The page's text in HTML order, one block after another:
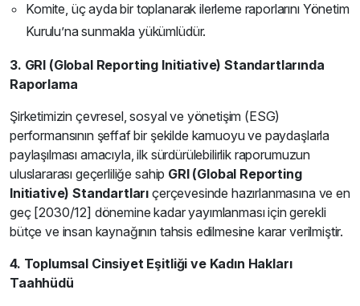
Komite, üç ayda bir toplanarak ilerleme raporlarını Yönetim
Kurulu’na sunmakla yükümlüdür.
3. GRI (Global Reporting Initiative) Standartlarında
Raporlama
Şirketimizin çevresel, sosyal ve yönetişim (ESG)
performansının şeffaf bir şekilde kamuoyu ve paydaşlarla
paylaşılması amacıyla, ilk sürdürülebilirlik raporumuzun
uluslararası geçerliliğe sahip GRI (Global Reporting
Initiative) Standartları çerçevesinde hazırlanmasına ve en
geç [2030/12] dönemine kadar yayımlanması için gerekli
bütçe ve insan kaynağının tahsis edilmesine karar verilmiştir.
4. Toplumsal Cinsiyet Eşitliği ve Kadın Hakları
Taahhüdü